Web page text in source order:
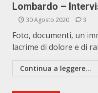
Lombardo –
30 Agosto 2020 3
Foto, documenti, un
lacrime di dolore e di
Continua a leggere...